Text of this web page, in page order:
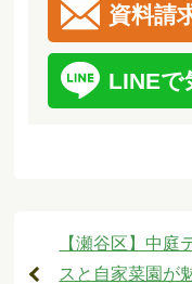
資料請
LINEで
【瀬谷区】中庭
スと自家菜園が